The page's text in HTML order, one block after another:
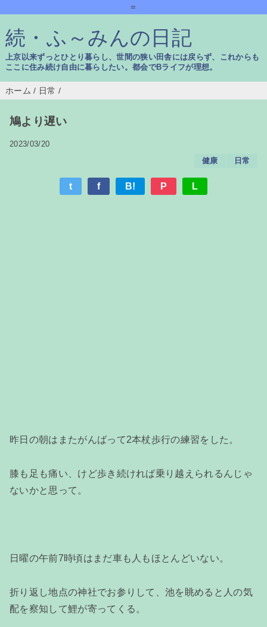
=
続・ふ～みんの日記
上京以来ずっとひとり暮らし、世間の狭い田舎には戻らず、これからも
ここに住み続け自由に暮らしたい。都会でBライフが理想。
ホーム / 日常 /
鳩より遅い
2023/03/20
健康
日常
t f B! P L
昨日の朝はまたがんばって2本杖歩行の練習をした。
膝も足も痛い、けど歩き続ければ乗り越えられるんじゃ
ないかと思って。
日曜の午前7時頃はまだ車も人もほとんどいない。
折り返し地点の神社でお参りして、池を眺めると人の気
配を察知して鯉が寄ってくる。